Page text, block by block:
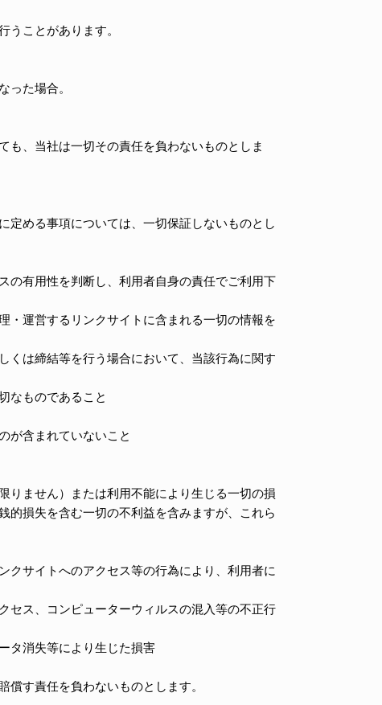
うことがあります。
った場合。
も、当社は一切その責任を負わないものとしま
定める事項については、一切保証しないものとし
の有用性を判断し、利用者自身の責任でご利用下
・運営するリンクサイトに含まれる一切の情報を
くは締結等を行う場合において、当該行為に関す
なものであること
が含まれていないこと
りません）または利用不能により生じる一切の損
的損失を含む一切の不利益を含みますが、これら
クサイトへのアクセス等の行為により、利用者に
セス、コンピューターウィルスの混入等の不正行
タ消失等により生じた損害
す責任を負わないものとします。